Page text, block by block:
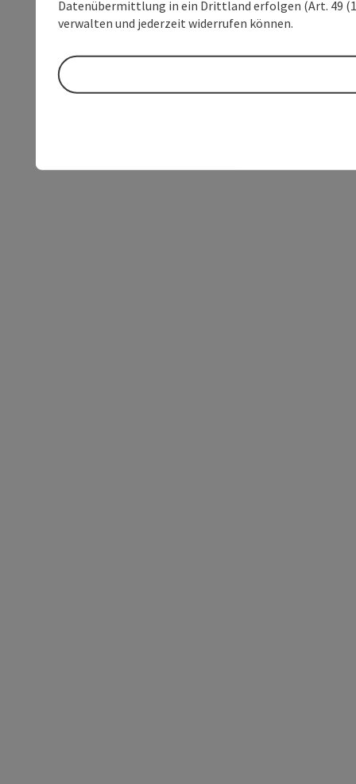
Datenübermittlung in ein Drittland erfolgen (Art. 49
verwalten und jederzeit widerrufen können.